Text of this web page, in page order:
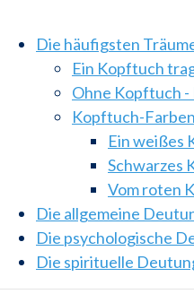
Die häufigsten
Ein Kopftuch
Ohne Kopftuch -
Kopftuch-
Ein weißes
Schwarzes
Vom roten
Die allgemeine
Die psychologische
Die spirituelle